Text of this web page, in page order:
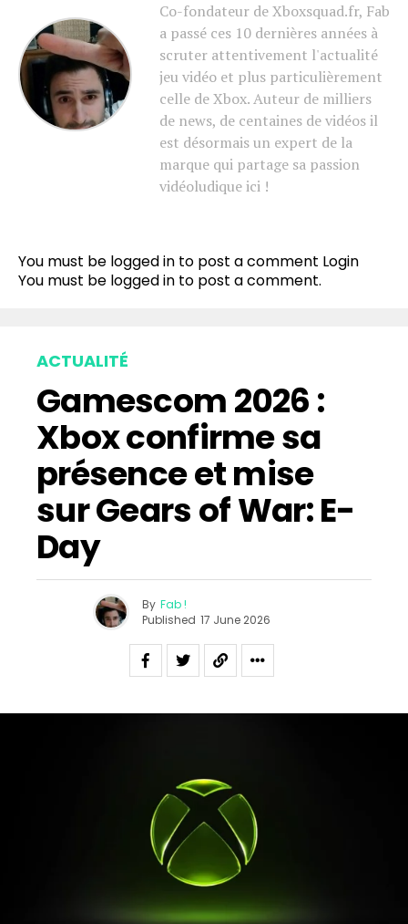
Co-fondateur de Xboxsquad.fr, Fab
a passé ces 10 dernières années à
scruter attentivement l'actualité
jeu vidéo et plus particulièrement
celle de Xbox. Auteur de milliers
de news, de centaines de vidéos il
est désormais un expert de la
marque qui partage sa passion
vidéoludique ici !
You must be logged in to post a comment Login
You must be logged in to post a comment.
ACTUALITÉ
Gamescom 2026 :
Xbox confirme sa
présence et mise
sur Gears of War: E-
Day
By Fab !
Published 17 June 2026